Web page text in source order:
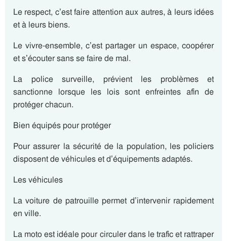
Le respect, c’est faire attention aux autres, à leurs idées
et à leurs biens.
Le vivre-ensemble, c’est partager un espace, coopérer
et s’écouter sans se faire de mal.
La police surveille, prévient les problèmes et
sanctionne lorsque les lois sont enfreintes afin de
protéger chacun.
Bien équipés pour protéger
Pour assurer la sécurité de la population, les policiers
disposent de véhicules et d’équipements adaptés.
Les véhicules
La voiture de patrouille permet d’intervenir rapidement
en ville.
La moto est idéale pour circuler dans le trafic et rattraper